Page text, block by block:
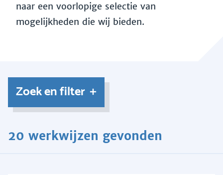
naar een voorlopige selectie van
mogelijkheden die wij bieden.
Zoek en filter
20 werkwijzen gevonden